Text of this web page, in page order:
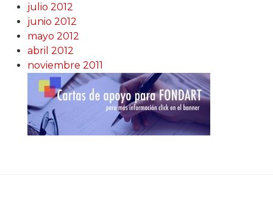
julio 2012
junio 2012
mayo 2012
abril 2012
noviembre 2011